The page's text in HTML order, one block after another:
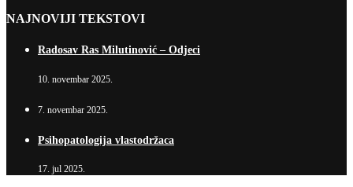
NAJNOVIJI TEKSTOVI
Radosav Ras Milutinović – Odjeci
10. novembar 2025.
7. novembar 2025.
Psihopatologija vlastodržaca
17. jul 2025.